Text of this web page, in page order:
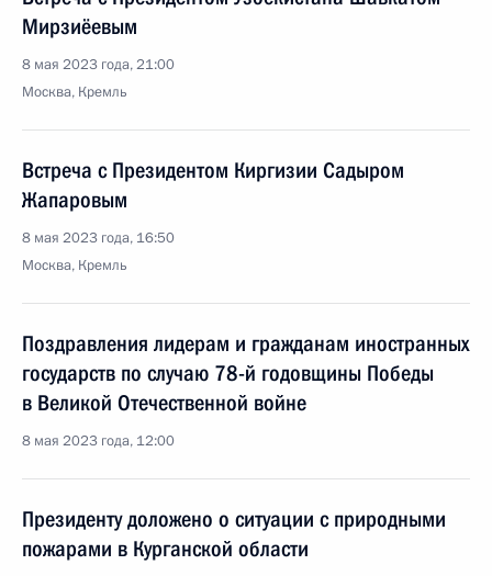
Мирзиёевым
8 мая 2023 года, 21:00
Москва, Кремль
Встреча с Президентом Киргизии Садыром
Жапаровым
8 мая 2023 года, 16:50
Москва, Кремль
Поздравления лидерам и гражданам иностранных
государств по случаю 78-й годовщины Победы
в Великой Отечественной войне
8 мая 2023 года, 12:00
Президенту доложено о ситуации с природными
пожарами в Курганской области